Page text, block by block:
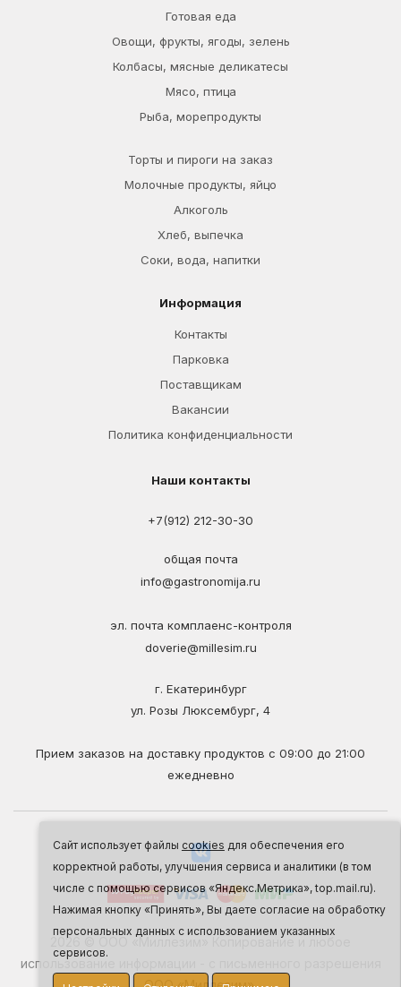
Сайт использует файлы cookies для обеспечения его
корректной работы, улучшения сервиса и аналитики (в том
числе с помощью сервисов «Яндекс.Метрика», top.mail.ru).
Нажимая кнопку «Принять», Вы даете согласие на обработку
персональных данных с использованием указанных
сервисов.
Готовая еда
Овощи, фрукты, ягоды, зелень
Колбасы, мясные деликатесы
Мясо, птица
Рыба, морепродукты
Торты и пироги на заказ
Молочные продукты, яйцо
Алкоголь
Хлеб, выпечка
Соки, вода, напитки
Информация
Контакты
Парковка
Поставщикам
Вакансии
Политика конфиденциальности
Наши контакты
+7(912) 212-30-30
общая почта
info@gastronomija.ru
эл. почта комплаенс-контроля
doverie@millesim.ru
г. Екатеринбург
ул. Розы Люксембург, 4
Прием заказов на доставку продуктов с 09:00 до 21:00
ежедневно
2026 © ООО «Миллезим» Копирование и любое
использование информации - с письменного разрешения